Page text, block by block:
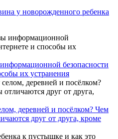
у новорожденного ребенка
безопасности
их устранения
деревней и посёлком? Чем
друг от друга, кроме